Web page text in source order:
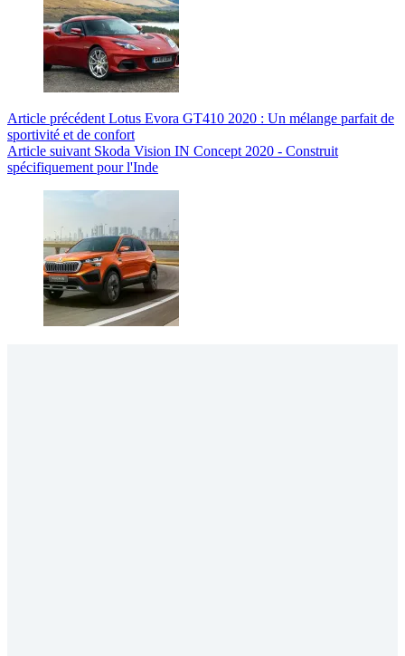
Article précédent Lotus Evora GT410 2020 : Un mélange parfait de
sportivité et de confort
Article suivant Skoda Vision IN Concept 2020 - Construit
spécifiquement pour l'Inde